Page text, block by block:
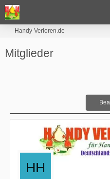
Handy-Verloren.de
Mitglieder